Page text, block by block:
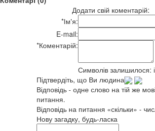
Додати свій коментарій:
*Ім'я:
E-mail:
*Коментарій:
Символів залишилося:
Підтвердіть, що Ви людина
Відповідь - одне слово на тій же
питання.
Відповідь на питання «скільки» -
Нову загадку, будь-ласка